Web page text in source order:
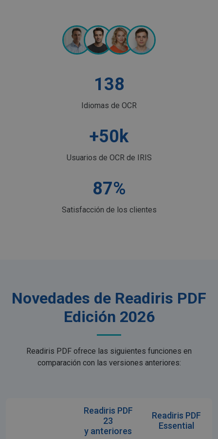
138
Idiomas de OCR
+50 k
Usuarios de OCR de IRIS
87%
Satisfacción de los clientes
Novedades de Readiris PDF
Edición 2026
Readiris PDF ofrece las siguientes funciones en
comparación con las versiones anteriores:
Readiris PDF
23
y anteriores
Readiris PDF
Essential